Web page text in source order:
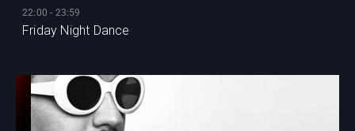
22:00 - 23:59
Friday Night Dance